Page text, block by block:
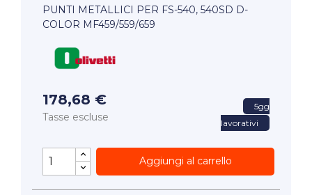
PUNTI METALLICI PER FS-540, 540SD D-
COLOR MF459/559/659
178,68 €
Tasse escluse
5gg
lavorativi
Aggiungi al carrello